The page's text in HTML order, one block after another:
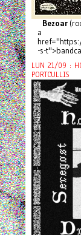
Bezoar
a
-s-
LUN 21/09 :
PORTCULLIS